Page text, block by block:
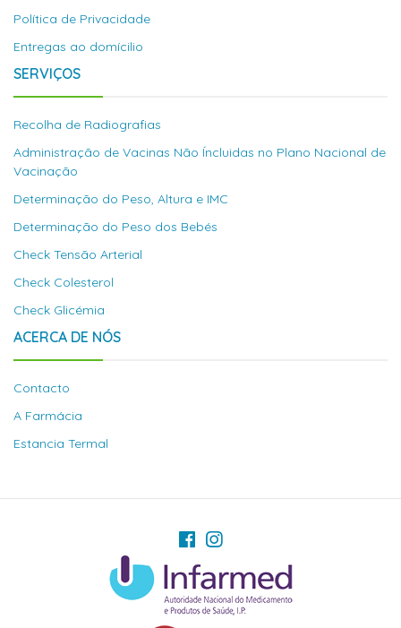
Política de Privacidade
Entregas ao domícilio
SERVIÇOS
Recolha de Radiografias
Administração de Vacinas Não Íncluidas no Plano Nacional de
Vacinação
Determinação do Peso, Altura e IMC
Determinação do Peso dos Bebés
Check Tensão Arterial
Check Colesterol
Check Glicémia
ACERCA DE NÓS
Contacto
A Farmácia
Estancia Termal